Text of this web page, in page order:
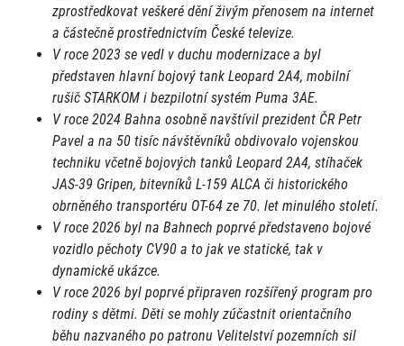
zprostředkovat veškeré dění živým přenosem na internet
a částečně prostřednictvím České televize.
V roce 2023 se vedl v duchu modernizace a byl
představen hlavní bojový tank Leopard 2A4, mobilní
rušič STARKOM i bezpilotní systém Puma 3AE.
V roce 2024 Bahna osobně navštívil prezident ČR Petr
Pavel a na 50 tisíc návštěvníků obdivovalo vojenskou
techniku včetně bojových tanků Leopard 2A4, stíhaček
JAS-39 Gripen, bitevníků L-159 ALCA či historického
obrněného transportéru OT-64 ze 70. let minulého století.
V roce 2026 byl na Bahnech poprvé představeno bojové
vozidlo pěchoty CV90 a to jak ve statické, tak v
dynamické ukázce.
V roce 2026 byl poprvé připraven rozšířený program pro
rodiny s dětmi. Děti se mohly zúčastnit orientačního
běhu nazvaného po patronu Velitelství pozemních sil